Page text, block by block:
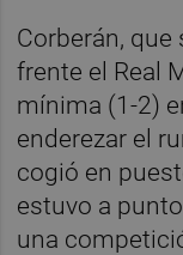
Corberán,
frente el Real
mínima (1-2)
enderezar el
cogió en
estuvo a
una